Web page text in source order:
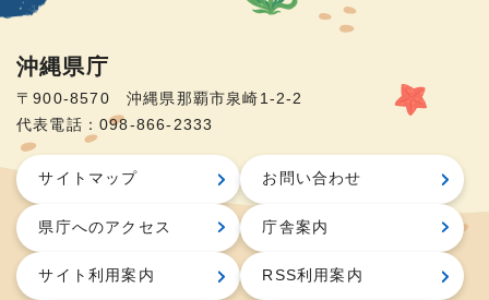
沖縄県庁
〒900-8570 沖縄県那覇市泉崎1-2-2
代表電話：098-866-2333
サイトマップ お問い合わせ
県庁へのアクセス 庁舎案内
サイト利用案内 RSS利用案内